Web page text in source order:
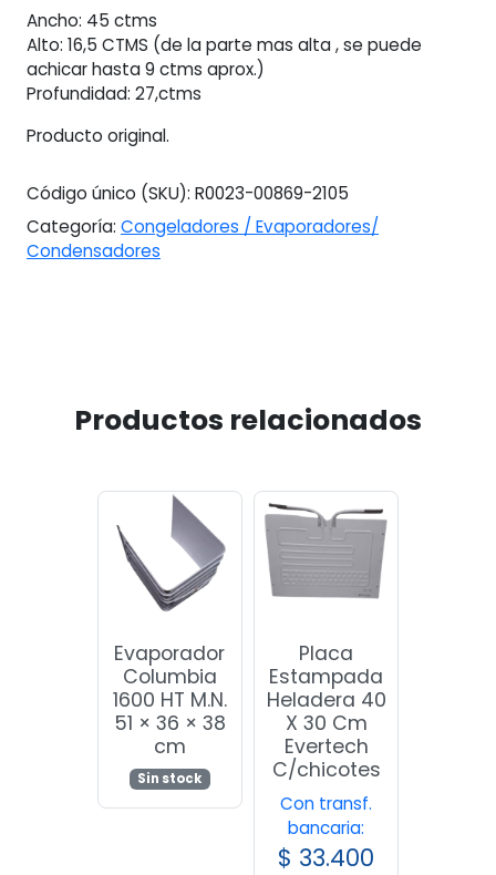
Ancho: 45 ctms
Alto: 16,5 CTMS (de la parte mas alta , se puede
achicar hasta 9 ctms aprox.)
Profundidad: 27,ctms
Producto original.
Código único (SKU): R0023-00869-2105
Categoría: Congeladores / Evaporadores/
Condensadores
Productos relacionados
Evaporador
Columbia
1600 HT M.N.
51 × 36 × 38
cm
Sin stock
Placa
Estampada
Heladera 40
X 30 Cm
Evertech
C/chicotes
Con transf.
bancaria:
$ 33.400